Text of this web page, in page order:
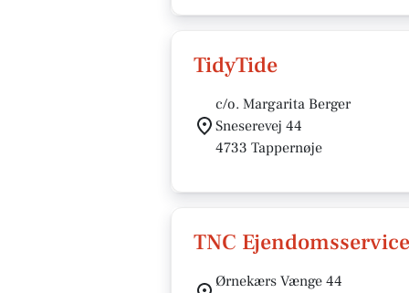
TidyTide
c/o. Margarita Berger
Sneserevej 44
4733 Tappernøje
TNC
Ørnekærs Vænge 44